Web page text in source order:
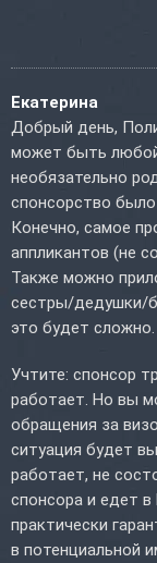
Екатерина
Добрый день,
может быть
необязательно
спонсорство
Конечно, самое
аппликантов (не
Также можно
сестры/дедушки/
это будет сложно.
Учтите: спонсор
работает. Но вы
обращения за
ситуация будет
работает, не
спонсора и едет
практически
в потенциальной